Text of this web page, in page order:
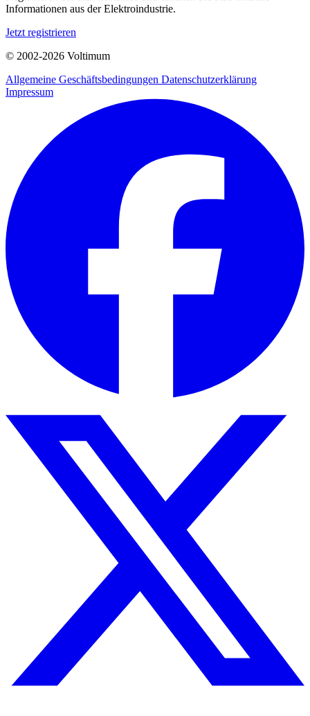
Informationen aus der Elektroindustrie.
Jetzt registrieren
© 2002-2026 Voltimum
Allgemeine Geschäftsbedingungen Datenschutzerklärung
Impressum